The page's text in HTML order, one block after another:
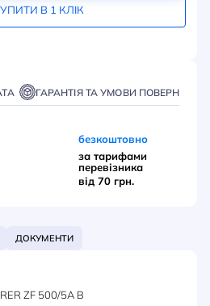
В 1 КЛІК
ГАРАНТІЯ ТА УМОВИ ПОВЕРНЕННЯ
безкоштовно
за тарифами
перевізника
від 70 грн.
ДОКУМЕНТИ
ZF 500/5А В